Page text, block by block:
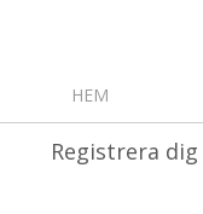
HEM
Registrera dig